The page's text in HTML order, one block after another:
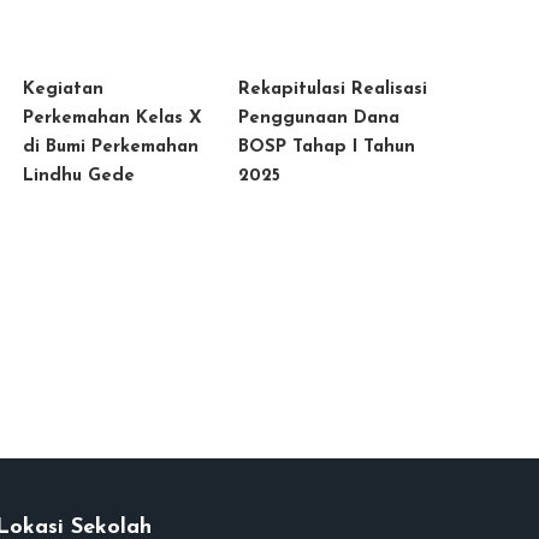
Kegiatan
Perkemahan Kelas X
di Bumi Perkemahan
Lindhu Gede
Rekapitulasi Realisasi
Penggunaan Dana
BOSP Tahap I Tahun
2025
Sekolah